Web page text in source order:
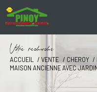
Vore recece
ACCUEIL VENTE CHEROY
MAISON ANCIENNE AVEC